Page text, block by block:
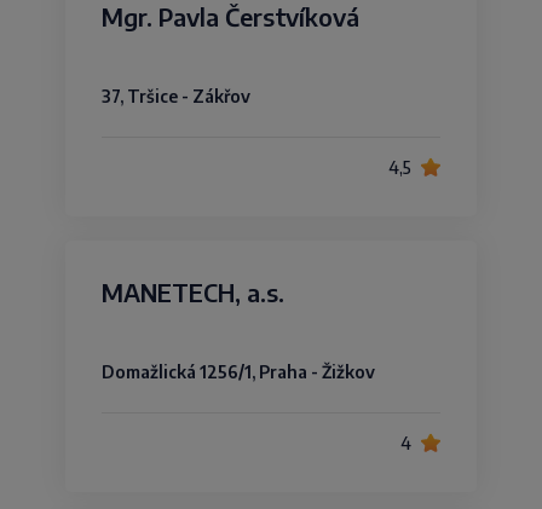
Mgr. Pavla Čerstvíková
37, Tršice - Zákřov
4,5
MANETECH, a.s.
Domažlická 1256/1, Praha - Žižkov
4